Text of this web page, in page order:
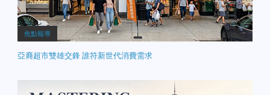
焦點報導
亞裔超市雙雄交鋒 誰符新世代消費需求